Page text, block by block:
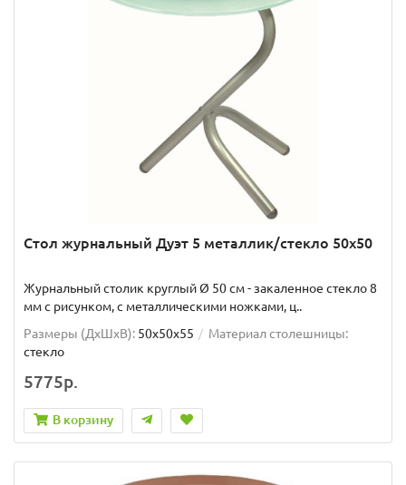
Стол журнальный Дуэт 5 металлик/стекло 50х50
Журнальный столик круглый Ø 50 см - закаленное стекло 8
мм с рисунком, с металлическими ножками, ц..
Размеры (ДхШxВ): 50х50х55
Материал столешницы:
стекло
5775р.
В корзину